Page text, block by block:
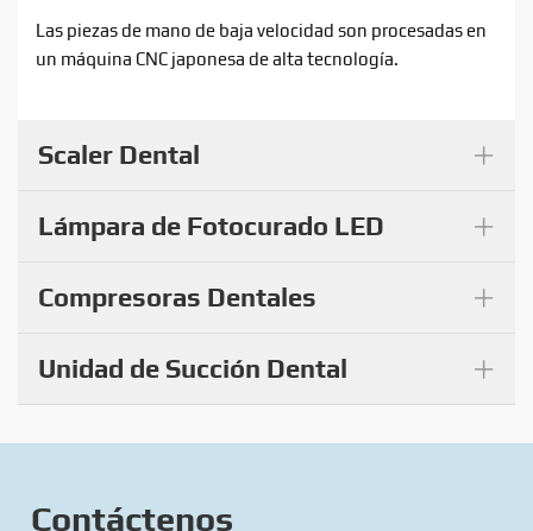
Las piezas de mano de baja velocidad son procesadas en
un máquina CNC japonesa de alta tecnología.
Scaler Dental +
Lámpara de Fotocurado LED +
Compresoras Dentales +
Unidad de Succión Dental +
Contáctenos